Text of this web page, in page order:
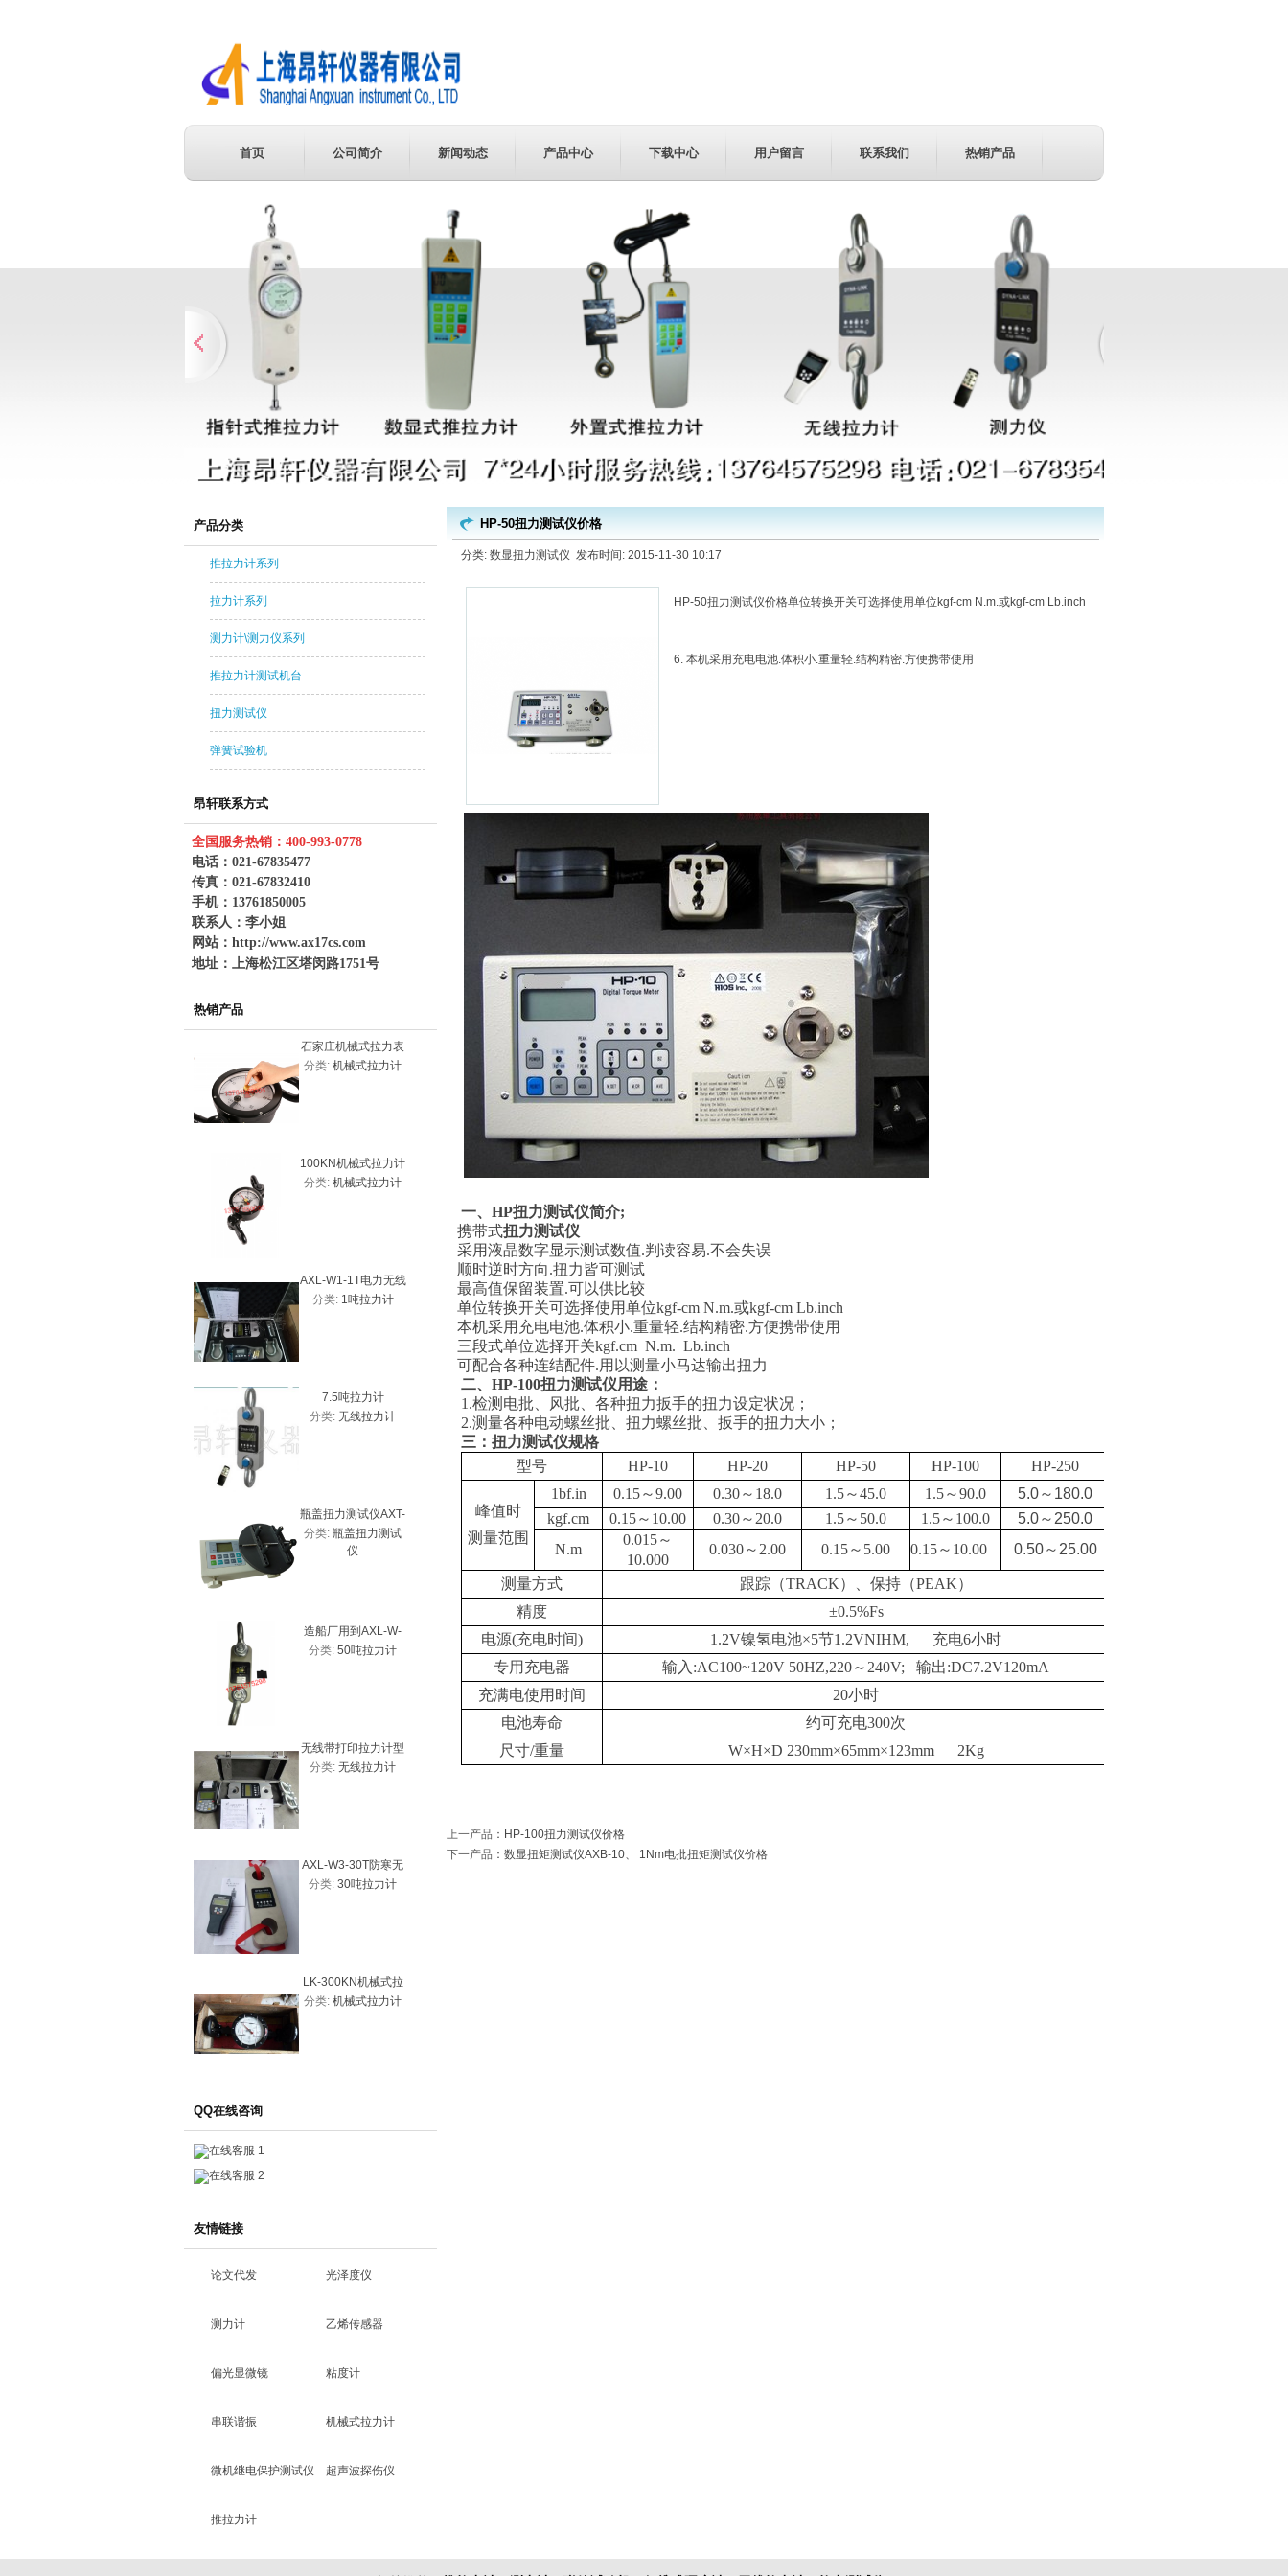
首页 公司简介 新闻动态 产品中心 下载中心 用户留言 联系我们 热销产品
产品分类
推拉力计系列
拉力计系列
测力计\测力仪系列
推拉力计测试机台
扭力测试仪
弹簧试验机
昂轩联系方式
全国服务热销：400-993-0778
电话：021-67835477
传真：021-67832410
手机：13761850005
联系人：李小姐
网站： http://www.ax17cs.com
地址：上海松江区塔闵路1751号
热销产品
石家庄机械式拉力表
20KN（2吨）
分类: 机械式拉力计
平顶山20T机械式拉
力表200KN使用方法
分类:机械式拉力计
厦门5t机械式拉力表
分类:
100KN机械式拉力计
价格，机械式拉力表
分类: 机械式拉力计
10吨一体式测力计畅
正品50KN机械式拉
AXL-W1-1T电力无线
测力计 带USB接口
分类: 1吨拉力计
20000kg高精度无线
拉力计20t
分类: 高精度电子拉
力计
分类: 200吨拉力计
7.5吨拉力计
分类: 无线拉力计
5吨拉力计
分类:无线拉力计 分类:
瓶盖扭力测试仪AXT-
20、2Nm瓶盖扭力计
厂家
分类: 瓶盖扭力测试
仪
HP-100扭力测试仪
分类:数显扭力测试
AXL-W3-50t无线传
分类:50吨拉力计
防水20吨无线拉力计
分类:1T-200T拉力计
造船厂用到AXL-W-
50T带峰值拉力计
分类: 50吨拉力计
防水30吨无线拉力计
新款
分类:30吨拉力计
10T无线手持仪表拉
力计-10吨无线拉力
计
分类:10吨拉力计
100、10Nm瓶盖扭
分类:瓶盖扭力测试
无线带打印拉力计型
号
分类: 无线拉力计
数显扭矩测试仪AXB-
20、2Nm电批扭矩测
分类:数显扭力测试
150T双向通讯无线拉
力计、150吨无线去
分类:1T-200T拉力计
口无线拉力计
分类:无线拉力计
AXL-W3-30T防寒无
线拉力计、30吨拉力
分类: 30吨拉力计
LK-300KN机械式拉
力计30吨
分类: 机械式拉力计
QQ在线咨询
在线客服 1
在线客服 2
友情链接
论文代发 光泽度仪
测力计 乙烯传感器
偏光显微镜 粘度计
串联谐振 机械式拉力计
微机继电保护测试仪 超声波探伤仪
推拉力计
HP-50扭力测试仪价格
分类: 数显扭力测试仪 发布时间: 2015-11-30 10:17
HP-50扭力测试仪价格单位转换开关可选择使用单位kgf-cm N.m.或kgf-cm Lb.inch
6. 本机采用充电电池.体积小.重量轻.结构精密.方便携带使用
一、HP扭力测试仪简介;
携带式扭力测试仪
采用液晶数字显示测试数值.判读容易.不会失误
顺时逆时方向.扭力皆可测试
最高值保留装置.可以供比较
单位转换开关可选择使用单位kgf-cm N.m.或kgf-cm Lb.inch
本机采用充电电池.体积小.重量轻.结构精密.方便携带使用
三段式单位选择开关kgf.cm N.m. Lb.inch
可配合各种连结配件.用以测量小马达输出扭力
二、HP-100扭力测试仪用途：
1.检测电批、风批、各种扭力扳手的扭力设定状况；
2.测量各种电动螺丝批、扭力螺丝批、扳手的扭力大小；
三：扭力测试仪规格
型号
HP-10 HP-20 HP-50 HP-100 HP-250
峰值时
测量范围
1bf.in 0.15～9.00 0.30～ 18.0 1.5～45.0 1.5～90.0 5.0～ 180.0
kgf.cm
0.15～ 10.00 0.30～ 20.0 1.5～ 50.0 1.5～ 100.0 5.0～ 250.0
N.m
0.015～
10.000
0.030～ 2.00 0.15～ 5.00 0.15～ 10.00 0.50～ 25.00
测量方式 跟踪（TRACK）、保持（PEAK）
精度
±0.5%Fs
电源(充电时间) 1.2V镍氢电池×5节1.2VNIHM, 充电6小时
专用充电器
输入 :AC100~120V 50HZ,220～ 240V; 输出:DC7.2V120mA
充满电使用时间
20小时
电池寿命
约可充电300次
尺寸/重量 W×H×D 230mm×65mm×123mm 2Kg
上一产品 ： HP-100扭力测试仪价格
下一产品 ： 数显扭矩测试仪AXB-10、 1Nm电批扭矩测试仪价格